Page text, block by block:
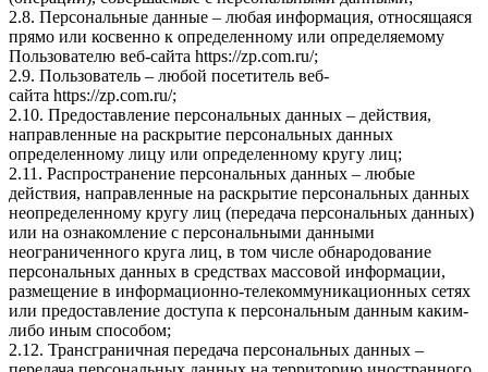
2.8. Персональные данные – любая информация, относящаяся
прямо или косвенно к определенному или определяемому
Пользователю веб-сайта https://zp.com.ru/;
2.9. Пользователь – любой посетитель веб-
сайта https://zp.com.ru/;
2.10. Предоставление персональных данных – действия,
направленные на раскрытие персональных данных
определенному лицу или определенному кругу лиц;
2.11. Распространение персональных данных – любые
действия, направленные на раскрытие персональных данных
неопределенному кругу лиц (передача персональных данных)
или на ознакомление с персональными данными
неограниченного круга лиц, в том числе обнародование
персональных данных в средствах массовой информации,
размещение в информационно-телекоммуникационных сетях
или предоставление доступа к персональным данным каким-
либо иным способом;
2.12. Трансграничная передача персональных данных –